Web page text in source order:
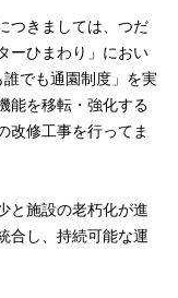
つきましては、つだ
ーひまわり」におい
でも通園制度」を実
能を移転・強化する
改修工事を行ってま
と施設の老朽化が進
合し、持続可能な運